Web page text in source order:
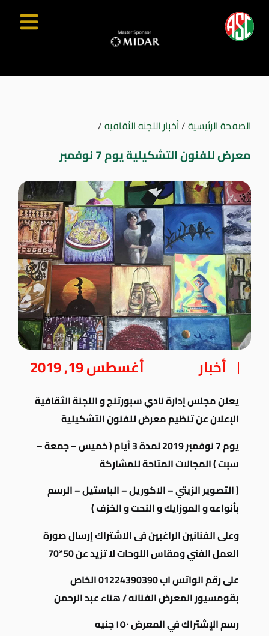
الصفحة الرئيسية/أخبار اللجنه الثقافيه/
معرض للفنون التشكيلية يوم 7 نوفمبر
أخبار أغسطس 19, 2019
يعلن مجلس إدارة نادي سبورتنج و اللجنة الثقافية
الإعلان عن تنظيم معرض للفنون التشكيلية
يوم 7 نوفمبر 2019 لمدة 3 أيام ( خميس – جمعة –
سبت ) المجالات المتاحة للمشاركة
( التصوير الزيتي – الاكوريل – الباستيل – الرسم
بأنواعه و الموزايك و النحت و الخزف )
وعلى الفنانين الراغبين فى الاشتراك إرسال صورة
العمل الفني ومقاس اللوحات لا تزيد عن 50*70
على رقم الواتس اب 01224390390 الخاص
بقومسيور المعرض الفنانه / هناء عبد الرحمن
رسم الإشتراك في المعرض ١٥٠ جنيه